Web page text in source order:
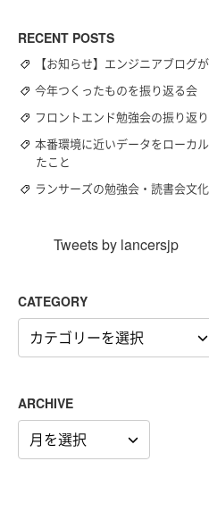
RECENT POSTS
【お知らせ】エンジニアブログ
今年つくったものを振り返る会
フロントエンド勉強会の振り返り
本番環境に近いデータをローカ
たこと
ランサーズの勉強会・読書会文
Tweets by lancersjp
CATEGORY
CATEGORY
ARCHIVE
ARCHIVE